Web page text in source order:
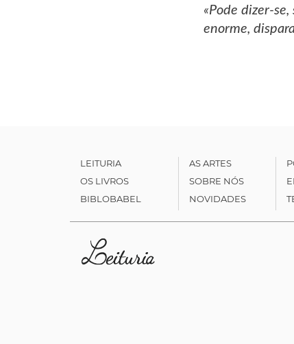
«Pode dizer-
enorme,
LEITURIA
OS LIVROS
BIBLOBABEL
AS ARTES
SOBRE NÓS
NOVIDADES